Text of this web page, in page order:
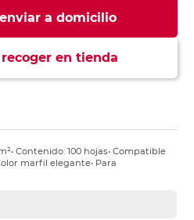
a domicilio
en tienda
Contenido: 100 hojas• Compatible
marfil elegante• Para